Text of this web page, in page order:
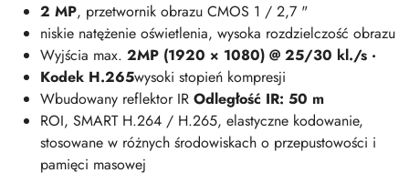
2 MP, przetwornik obrazu CMOS 1 / 2,7 "
niskie natężenie oświetlenia, wysoka rozdzielczość obrazu
Wyjścia max. 2MP (1920 × 1080) @ 25/30 kl./s ·
Kodek H.265wysoki stopień kompresji
Wbudowany reflektor IR Odległość IR: 50 m
ROI, SMART H.264 / H.265, elastyczne kodowanie,
stosowane w różnych środowiskach o przepustowości i
pamięci masowej